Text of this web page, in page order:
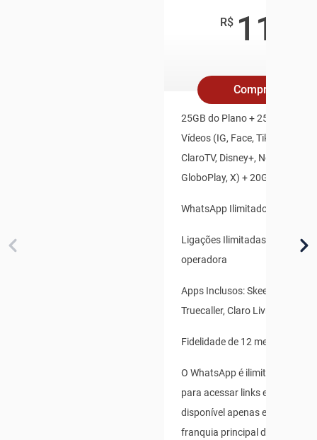
R$ 119
Compre Online
25GB do Plano + 25GB Redes
Vídeos (IG, Face, TikTok,
ClaroTV, Disney+, Netflix,
GloboPlay, X) + 20GB Bônus
WhatsApp Ilimitado
Ligações Ilimitadas para
operadora
Apps Inclusos: Skeelo, Claro
Truecaller, Claro Livros
Fidelidade de 12 meses
O WhatsApp é ilimitado para
para acessar links externos, e
disponível apenas enquanto
franquia principal de dados